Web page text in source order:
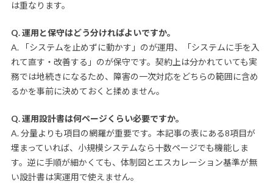
は重なります。
Q. 運用と保守はどう分ければよいですか。
A. 「システムを止めずに動かす」のが運用、「システムに手を入
れて直す・改善する」のが保守です。契約上は分かれていても実
務では地続きになるため、障害の一次対応をどちらの範囲に含め
るかを事前に決めておくと揉めません。
Q. 運用設計書は何ページくらい必要ですか。
A. 分量よりも項目の網羅が重要です。本記事の表にある8項目が
埋まっていれば、小規模システムなら十数ページでも機能しま
す。逆に手順が細かくても、体制図とエスカレーション基準が無
い設計書は実運用で使えません。